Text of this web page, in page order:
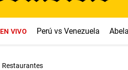
EN VIVO Perú vs Venezuela
Restaurantes